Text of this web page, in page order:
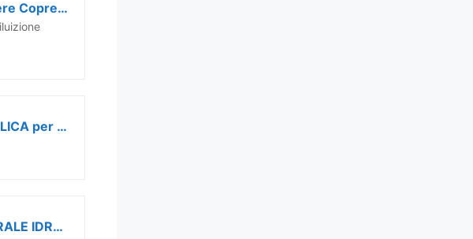
MAZZA Pittura per Interni Ed Esterni Litri 14 Quarzo Bianco Alto Potere Coprente
Salone Negozio Online Vernice Pittura Lavabile al Quarzo Liscio ACRILICA per Esterni da LT.5 Bianco
BricoQui PITTURA BIANCA PER ESTERNI E INTERNI AL QUARZO MURALE IDROPITTURA ACRILICA ALTA COPERTURA OTTIMA RESA (4 LT)